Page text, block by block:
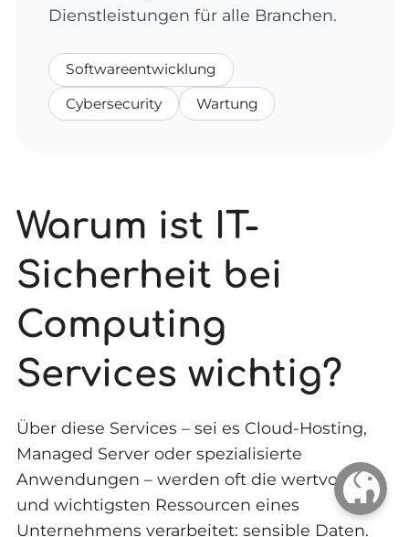
Dienstleistungen für alle Branchen.
Softwareentwicklung
Cybersecurity
Wartung
Warum ist IT-
Sicherheit bei
Computing
Services wichtig?
Über diese Services – sei es Cloud-Hosting,
Managed Server oder spezialisierte
Anwendungen – werden oft die wertvollsten
und wichtigsten Ressourcen eines
Unternehmens verarbeitet: sensible Daten.